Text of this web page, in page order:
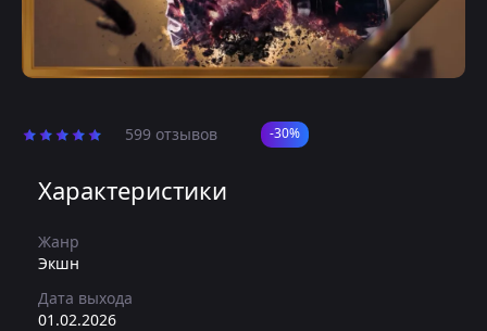
599 отзывов -30%
Характеристики
Жанр
Экшн
Дата выхода
01.02.2026